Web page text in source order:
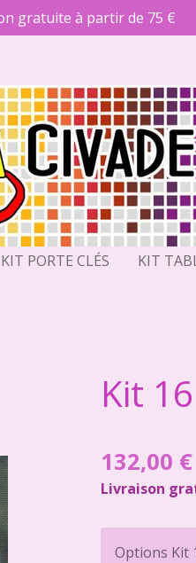
gratuite à partir de 75 €
KIT PORTE CLÉS KIT
Kit
132,00 €
Livraison
Options Kit